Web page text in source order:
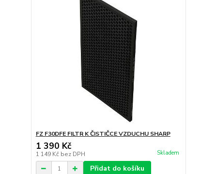
FZ F30DFE FILTR K ČISTIČCE VZDUCHU SHARP
1 390 Kč
1 149 Kč bez DPH Skladem
Přidat do košíku